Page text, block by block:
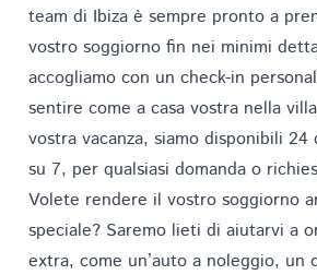
team di Ibiza è sempre pronto a
vostro soggiorno fin nei minimi
accogliamo con un check-in
sentire come a casa vostra nella
vostra vacanza, siamo disponibili
su 7, per qualsiasi domanda o
Volete rendere il vostro soggiorno
speciale? Saremo lieti di aiutarvi a
extra, come un’auto a noleggio, un